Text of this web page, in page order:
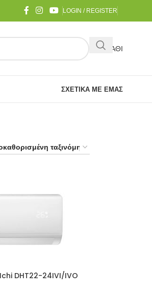
LOGIN / REGISTER
ΚΑΛΑΘΙ
ΣΧΕΤΙΚΆ ΜΕ ΕΜΆΣ
Ichi DHT22-24IVI/IVO